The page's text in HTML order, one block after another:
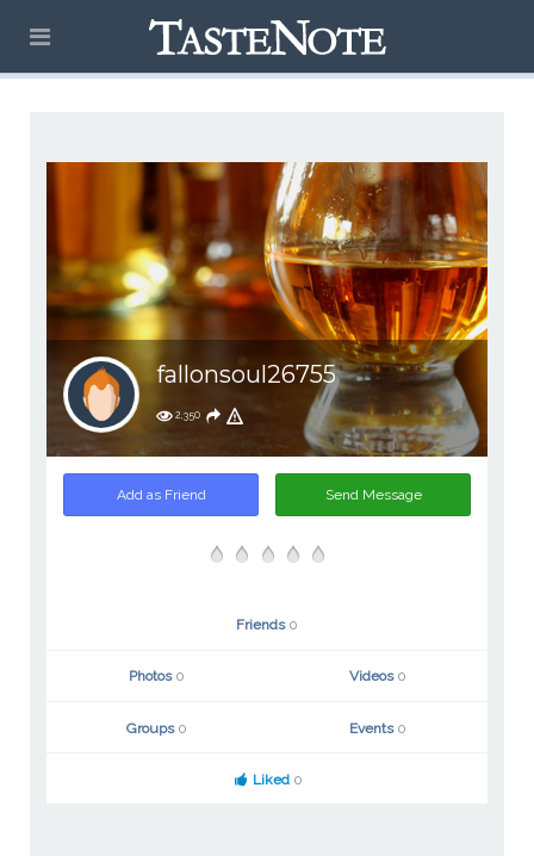
fallonsoul26755
2,350
Add as Friend Send Message
Friends 0
Photos 0 Videos 0
Groups 0 Events 0
Liked 0